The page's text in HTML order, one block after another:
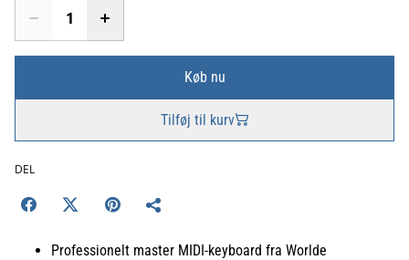
Køb nu
Tilføj til kurv
DEL
Professionelt master MIDI-keyboard fra Worlde